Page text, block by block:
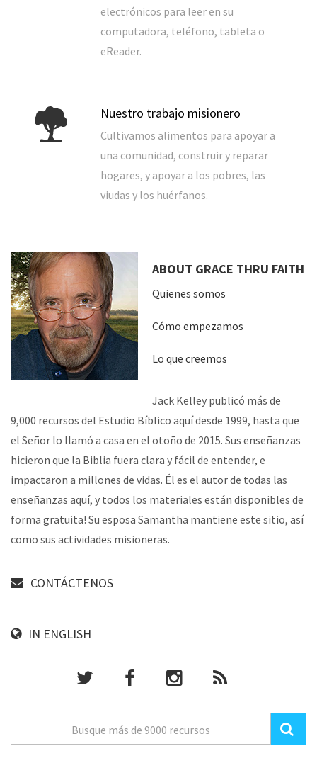
electrónicos para leer en su
computadora, teléfono, tableta o
eReader.
Nuestro trabajo misionero
Cultivamos alimentos para apoyar a
una comunidad, construir y reparar
hogares, y apoyar a los pobres, las
viudas y los huérfanos.
ABOUT GRACE THRU FAITH
Quienes somos
Cómo empezamos
Lo que creemos
Jack Kelley publicó más de
9,000 recursos del Estudio Bíblico aquí desde 1999, hasta que
el Señor lo llamó a casa en el otoño de 2015. Sus enseñanzas
hicieron que la Biblia fuera clara y fácil de entender, e
impactaron a millones de vidas. Él es el autor de todas las
enseñanzas aquí, y todos los materiales están disponibles de
forma gratuita! Su esposa Samantha mantiene este sitio, así
como sus actividades misioneras.
CONTÁCTENOS
IN ENGLISH